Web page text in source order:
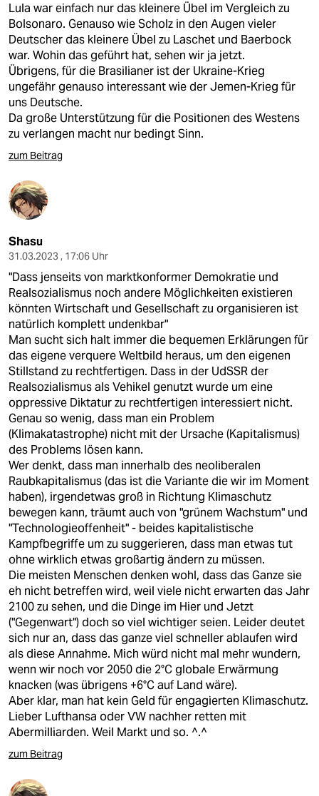
Lula war einfach nur das kleinere Übel im Vergleich zu
Bolsonaro. Genauso wie Scholz in den Augen vieler
Deutscher das kleinere Übel zu Laschet und Baerbock
war. Wohin das geführt hat, sehen wir ja jetzt.
Übrigens, für die Brasilianer ist der Ukraine-Krieg
ungefähr genauso interessant wie der Jemen-Krieg für
uns Deutsche.
Da große Unterstützung für die Positionen des Westens
zu verlangen macht nur bedingt Sinn.
zum Beitrag
Shasu
31.03.2023 , 17:06 Uhr
"Dass jenseits von marktkonformer Demokratie und
Realsozialismus noch andere Möglichkeiten existieren
könnten Wirtschaft und Gesellschaft zu organisieren ist
natürlich komplett undenkbar"
Man sucht sich halt immer die bequemen Erklärungen für
das eigene verquere Weltbild heraus, um den eigenen
Stillstand zu rechtfertigen. Dass in der UdSSR der
Realsozialismus als Vehikel genutzt wurde um eine
oppressive Diktatur zu rechtfertigen interessiert nicht.
Genau so wenig, dass man ein Problem
(Klimakatastrophe) nicht mit der Ursache (Kapitalismus)
des Problems lösen kann.
Wer denkt, dass man innerhalb des neoliberalen
Raubkapitalismus (das ist die Variante die wir im Moment
haben), irgendetwas groß in Richtung Klimaschutz
bewegen kann, träumt auch von "grünem Wachstum" und
"Technologieoffenheit" - beides kapitalistische
Kampfbegriffe um zu suggerieren, dass man etwas tut
ohne wirklich etwas großartig ändern zu müssen.
Die meisten Menschen denken wohl, dass das Ganze sie
eh nicht betreffen wird, weil viele nicht erwarten das Jahr
2100 zu sehen, und die Dinge im Hier und Jetzt
("Gegenwart") doch so viel wichtiger seien. Leider deutet
sich nur an, dass das ganze viel schneller ablaufen wird
als diese Annahme. Mich würd nicht mal mehr wundern,
wenn wir noch vor 2050 die 2°C globale Erwärmung
knacken (was übrigens +6°C auf Land wäre).
Aber klar, man hat kein Geld für engagierten Klimaschutz.
Lieber Lufthansa oder VW nachher retten mit
Abermilliarden. Weil Markt und so. ^.^
zum Beitrag